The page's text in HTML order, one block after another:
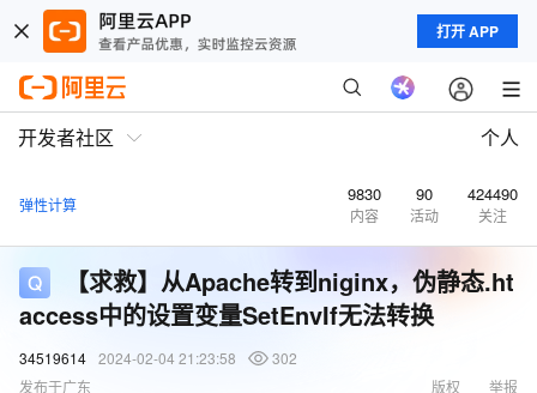
打开 APP
开发者社区 个人
弹性计算 9830
内容
90
活动
424490
关注
【求救】从Apache转到niginx，伪静态.ht
access中的设置变量SetEnvIf无法转换
34519614 2024-02-04 21:23:58
302
发布于广东
举报
版权